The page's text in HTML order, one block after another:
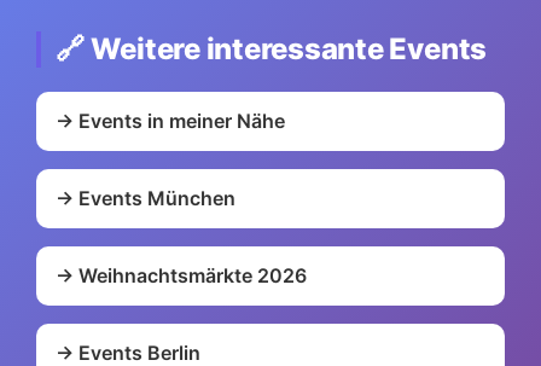
🔗 Weitere interessante Events
→ Events in meiner Nähe
→ Events München
→ Weihnachtsmärkte 2026
→ Events Berlin